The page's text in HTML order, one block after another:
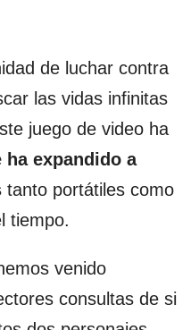
de luchar contra
las vidas infinitas
juego de video ha
ha expandido a
tanto portátiles como
tiempo.
venido
consultas de si